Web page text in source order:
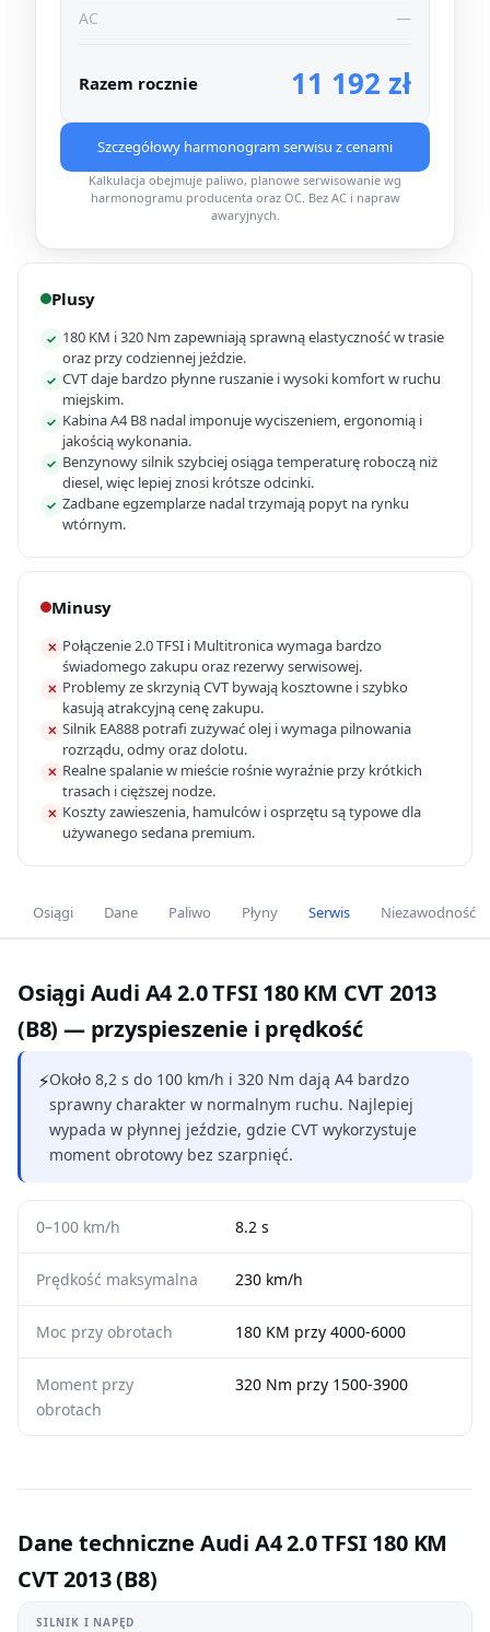
AC
—
Razem rocznie 11 192 zł
Szczegółowy harmonogram serwisu z cenami
Kalkulacja obejmuje paliwo, planowe serwisowanie wg
harmonogramu producenta oraz OC. Bez AC i napraw
awaryjnych.
Plusy
✓ 180 KM i 320 Nm zapewniają sprawną elastyczność w trasie
oraz przy codziennej jeździe.
✓ CVT daje bardzo płynne ruszanie i wysoki komfort w ruchu
miejskim.
✓ Kabina A4 B8 nadal imponuje wyciszeniem, ergonomią i
jakością wykonania.
✓ Benzynowy silnik szybciej osiąga temperaturę roboczą niż
diesel, więc lepiej znosi krótsze odcinki.
✓ Zadbane egzemplarze nadal trzymają popyt na rynku
wtórnym.
Minusy
✕ Połączenie 2.0 TFSI i Multitronica wymaga bardzo
świadomego zakupu oraz rezerwy serwisowej.
✕ Problemy ze skrzynią CVT bywają kosztowne i szybko
kasują atrakcyjną cenę zakupu.
✕ Silnik EA888 potrafi zużywać olej i wymaga pilnowania
rozrządu, odmy oraz dolotu.
✕ Realne spalanie w mieście rośnie wyraźnie przy krótkich
trasach i cięższej nodze.
✕ Koszty zawieszenia, hamulców i osprzętu są typowe dla
używanego sedana premium.
Osiągi Dane Paliwo Płyny Serwis Niezawodność
Osiągi Audi A4 2.0 TFSI 180 KM CVT 2013
(B8) — przyspieszenie i prędkość
⚡Około 8,2 s do 100 km/h i 320 Nm dają A4 bardzo
sprawny charakter w normalnym ruchu. Najlepiej
wypada w płynnej jeździe, gdzie CVT wykorzystuje
moment obrotowy bez szarpnięć.
0–100 km/h 8.2 s
Prędkość maksymalna 230 km/h
Moc przy obrotach 180 KM przy 4000-6000
Moment przy
obrotach
320 Nm przy 1500-3900
Dane techniczne Audi A4 2.0 TFSI 180 KM
CVT 2013 (B8)
SILNIK I NAPĘD